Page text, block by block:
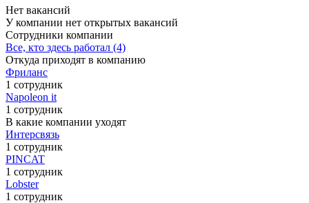
Нет вакансий
У компании нет открытых вакансий
Сотрудники компании
Все, кто здесь работал (4)
Откуда приходят в компанию
Фриланс
1 сотрудник
Napoleon it
1 сотрудник
В какие компании уходят
Интерсвязь
1 сотрудник
PINCAT
1 сотрудник
Lobster
1 сотрудник